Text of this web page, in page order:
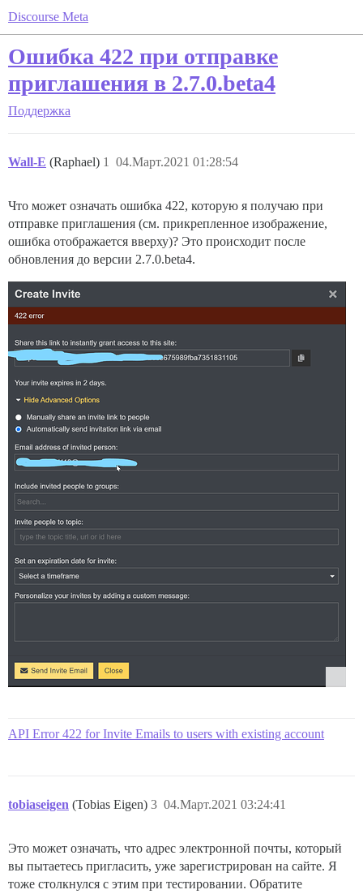
Discourse Meta
Ошибка 422 при отправке
приглашения в 2.7.0.beta4
Поддержка
Wall-E (Raphael) 04.Март.2021 01:28:54
1
Что может означать ошибка 422, которую я получаю при
отправке приглашения (см. прикрепленное изображение,
ошибка отображается вверху)? Это происходит после
обновления до версии 2.7.0.beta4.
API Error 422 for Invite Emails to users with existing account
tobiaseigen (Tobias Eigen) 04.Март.2021 03:24:41
3
Это может означать, что адрес электронной почты, который
вы пытаетесь пригласить, уже зарегистрирован на сайте. Я
тоже столкнулся с этим при тестировании. Обратите